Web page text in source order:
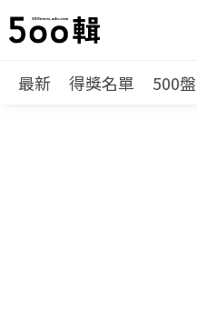
最新 得獎名單 500盤